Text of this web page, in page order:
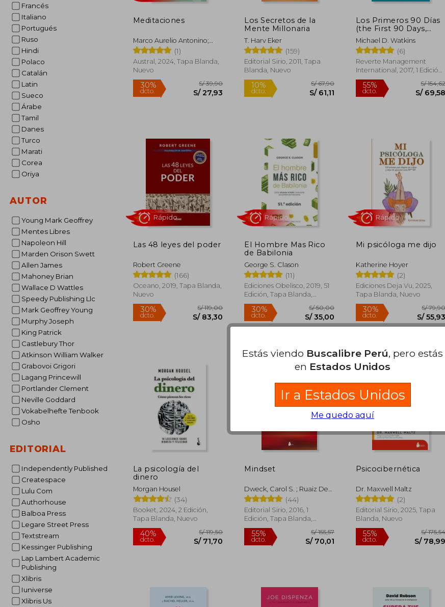
Francés
Italiano
Portugués
Ruso
Hindi
Polaco
Catalán
Latin
Sueco
Árabe
Tamil
Danes
Turco
Marati
Corea
Oriya
AUTOR
Young Mark Geoffrey
Mentes Libres
Napoleon Hill
Marden Orison Swett
Allen James
Mahoney Brian
Wallace D Wattles
Speedy Publishing Llc
Mark Geoffrey Young
Murphy Joseph
King Patrick
Castlebury Thor
Atkinson William Walker
Grabovoi Grigori
Lagang Princewill
Portlander Clement
Neville Goddard
Vokabelhefte Tenbook
Osho
EDITORIAL
Independently Published
Createspace
Lulu Com
Authorhouse
Balboa Press
Legare Street Press
Textstream
Kessinger Publishing
Lap Lambert Academic
Publishing
Xlibris
Iuniverse
Xlibris Us
Meditaciones
Marco Aurelio Antonino;
Marco Aurelio(1)
Austral, 2024, Tapa Blanda,
Nuevo
30%
Los Secretos de la
Mente Millonaria
T. Harv Eker
(159)
Editorial Sirio, 2011, Tapa
Blanda, Nuevo
10%
dcto.
Los Primeros 90 Días
(the First 90 Days,
Updated and
Expanded Edition
Spanish Edition)
Michael D. Watkins
(6)
Reverte Management
International, 2017, 1 Edición,
Tapa Blanda, Nuevo
dcto.
Las 48 leyes del poder
Robert Greene
(166)
Oceano, 2019, Tapa Blanda,
Nuevo
30%
dcto. S/ 83,30
El Hombre Mas Rico
de Babilonia
George S. Clason
(11)
Ediciones Obelisco, 2019, 51
Edición, Tapa Blanda,
Nuevo
dcto. S/ 35,00
Rápido
Mi psicóloga me dijo
Katherine Hoyer
(2)
Ediciones Deja Vu, 2025,
Tapa Blanda, Nuevo
dcto.
Rápido
La psicología del
dinero
Morgan Housel
(34)
Booket, 2024, 2 Edición,
Tapa Blanda, Nuevo
Mindset
Dweck, Carol S. ; Ruaiz De
Luna Gonzaalez, Pedro
(44)
Editorial Sirio, 2016, 1
Edición, Tapa Blanda,
Nuevo
Psicocibernética
Dr. Maxwell Maltz
(2)
Editorial Sirio, 2025, Tapa
Blanda, Nuevo
Estás viendo Buscalibre Perú, pero estás
en Estados Unidos
Ir a Estados Unidos
Me quedo aquí